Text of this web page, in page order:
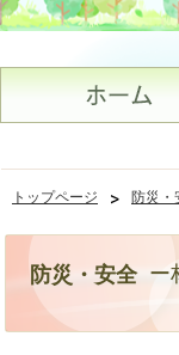
トップページ > 防災・
防災・安全 ー